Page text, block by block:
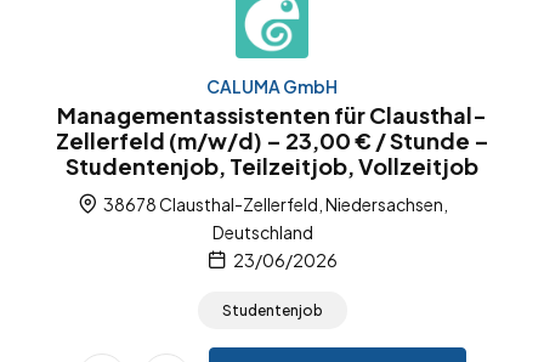
CALUMA GmbH
Managementassistenten für Clausthal-
Zellerfeld (m/w/d) – 23,00 € / Stunde –
Studentenjob, Teilzeitjob, Vollzeitjob
38678 Clausthal-Zellerfeld, Niedersachsen,
Deutschland
23/06/2026
Studentenjob